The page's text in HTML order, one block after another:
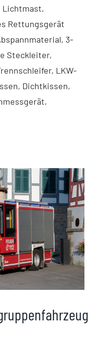
Rettungsgerät
3-
Steckleiter,
LKW-
Dichtkissen,